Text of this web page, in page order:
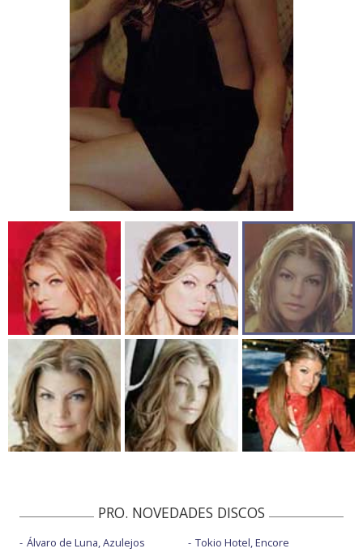
PRO. NOVEDADES DISCOS
Álvaro de Luna, Azulejos
Tokio Hotel, Encore